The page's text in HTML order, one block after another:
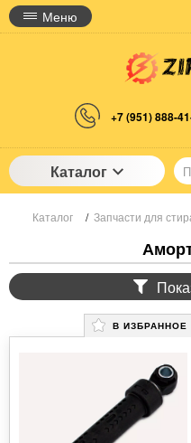
Меню
+7 (951) 888-
Каталог
Каталог / Запчасти для
В ИЗБРАННОЕ